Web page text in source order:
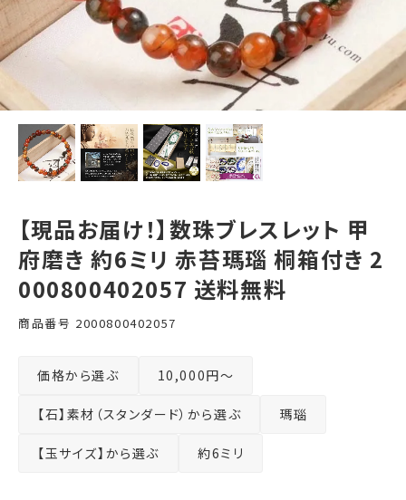
【現品お届け！】数珠ブレスレット 甲
府磨き 約6ミリ 赤苔瑪瑙 桐箱付き 2
000800402057 送料無料
商品番号 2000800402057
価格から選ぶ 10,000円～
【石】素材（スタンダード）から選ぶ 瑪瑙
【玉サイズ】から選ぶ 約6ミリ